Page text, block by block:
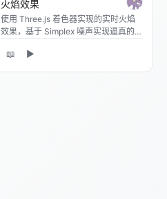
火焰效果
使用 Three.js 着色器实现的实时火焰
效果，基于 Simplex 噪声实现逼真的
📖 ▶